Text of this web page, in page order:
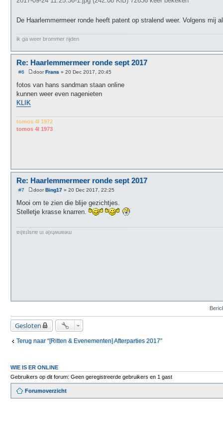
De Haarlemmermeer ronde heeft patent op stralend weer. Volgens mij
ik ga weer brommer rijden
Re: Haarlemmermeer ronde sept 2017
#6
e
r
i
doorFrans » 20 Dec 2017, 20:45
fotos van hans sandman staan online
kunnen weer even nagenieten
KLIK
tomos 4l 1972
tomos 4l 1973
Re: Haarlemmermeer ronde sept 2017
#7
e
r
i
t
doorBing17 » 20 Dec 2017, 22:25
Mooi om te zien die blije gezichtjes.
Stelletje krasse knarren.
ɐıןɐɹʇsnɐ uı ǝןıɥʍuɐǝɯ
Gesloten
Terug naar “[Ritten & Evenementen] Afterparties 2017”
WIE IS ER ONLINE
Gebruikers op dit forum: Geen geregistreerde gebruikers en 1 gast
Forumoverzicht